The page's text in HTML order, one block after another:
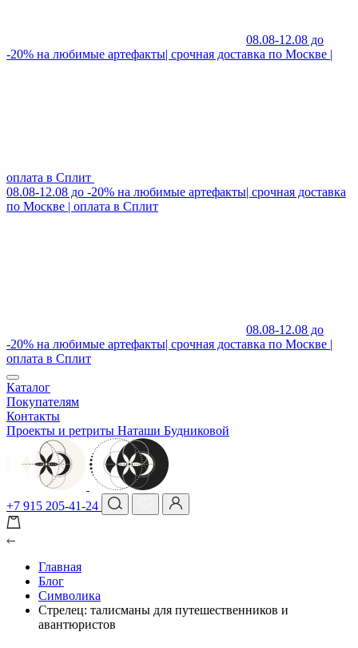
08.08-12.08 до
-20% на любимые артефакты| срочная доставка по Москве |
оплата в Сплит
08.08-12.08 до -20% на любимые артефакты| срочная доставка
по Москве | оплата в Сплит
08.08-12.08 до
-20% на любимые артефакты| срочная доставка по Москве |
оплата в Сплит
Каталог
Покупателям
Контакты
Проекты и ретриты Наташи Будниковой
+7 915 205-41-24
Главная
Блог
Символика
Стрелец: талисманы для путешественников и
авантюристов